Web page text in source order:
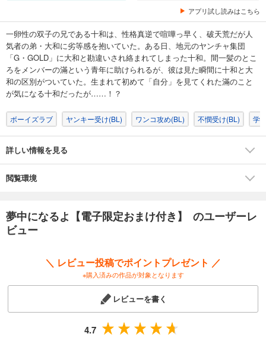
アプリ試し読みはこちら
一卵性の双子の兄である十和は、性格真逆で喧嘩っ早く、破天荒だが人
気者の弟・大和に劣等感を抱いていた。ある日、地元のヤンチャ集団
「G・GOLD」に大和と勘違いされ絡まれてしまった十和。間一髪のとこ
ろをメンバーの滿という青年に助けられるが、彼は見た瞬間に十和と大
和の区別がついていた。生まれて初めて「自分」を見てくれた滿のこと
が気になる十和だったが……！？
ボーイズラブ ヤンキー受け(BL) ワンコ攻め(BL) 不憫受け(BL) 学
詳しい情報を見る
閲覧環境
夢中になるよ【電子限定おまけ付き】 のユーザーレ
ビュー
＼ レビュー投稿でポイントプレゼント ／
※購入済みの作品が対象となります
レビューを書く
4.7